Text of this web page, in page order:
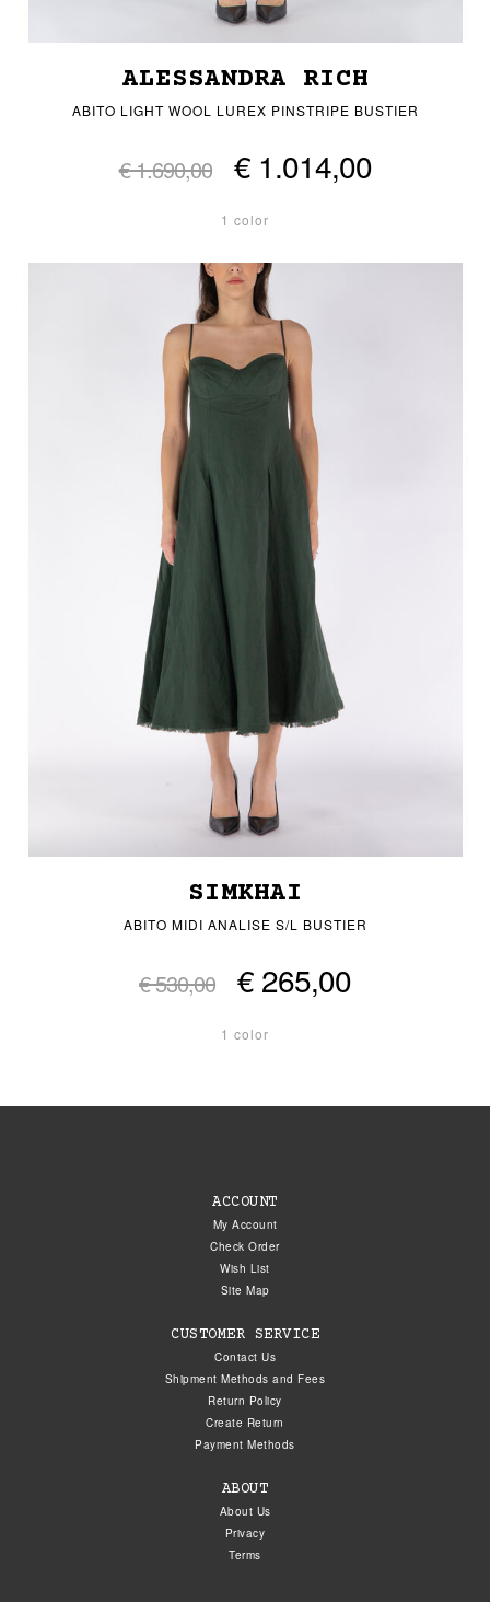
ALESSANDRA RICH
ABITO LIGHT WOOL LUREX PINSTRIPE BUSTIER
€ 1.690,00 € 1.014,00
1 color
SIMKHAI
ABITO MIDI ANALISE S/L BUSTIER
€ 530,00 € 265,00
1 color
ACCOUNT
My Account
Check Order
Wish List
Site Map
CUSTOMER SERVICE
Contact Us
Shipment Methods and Fees
Return Policy
Create Return
Payment Methods
ABOUT
About Us
Privacy
Terms